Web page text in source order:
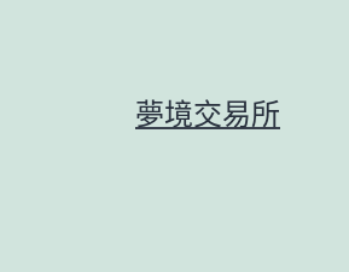
夢境交易所